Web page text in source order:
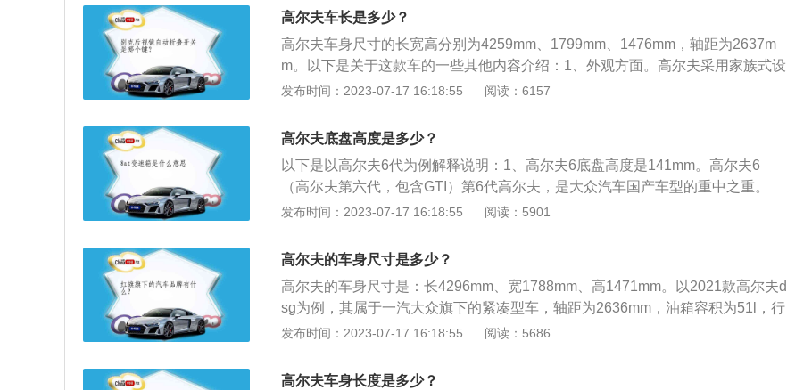
滑。连续制动：驶出积水路段后，连续制动几次，将刹车盘里的水分蒸发，以免
影响汽车的制动性能。
高尔夫车长是多少？
高尔夫车身尺寸的长宽高分别为4259mm、1799mm、1476mm，轴距为2637m
m。以下是关于这款车的一些其他内容介绍：1、外观方面。高尔夫采用家族式设
计理念，双条幅中网搭配锐角型大灯，造型时尚且不失稳重。车身侧面线条修
尔夫采用了家族式设计，三辐式方向盘采用真皮材质包裹，手感更加出色，方向
盘两侧使用了钢琴烤漆材质进行点缀。中控台设计更偏向驾驶员一侧，中控屏幕
以触屏为主，并无采用太多的物理按键。3、配置方面。高尔夫全系标配儿童座
椅接口、发动机防盗锁止、车内中控锁、ABS防抱死、上坡辅助、自动驻车、泊
车雷达、蓝牙/车载电话、日间行车灯、弯道辅助照明灯、车窗防夹手功能、防紫
夫搭载1.2T、1.4T、2.0T三款涡轮增压发动机，其中1.2T发动机最大功率为81k
W（110Ps），最大扭矩为200Nm；1.4T发动机最大功率为96kW（131Ps），最
大扭矩为225Nm；2.0T发动机最大功率为110kW（150Ps），最大扭矩为250N
逊式独立悬挂和后扭力梁式非独立悬挂的组合方式。
发布时间：2023-07-17 16:18:55 阅读：6157
高尔夫底盘高度是多少？
以下是以高尔夫6代为例解释说明：1、高尔夫6底盘高度是141mm。高尔夫6
（高尔夫第六代，包含GTI）第6代高尔夫，是大众汽车国产车型的重中之重。
2、外观方面，第6代高尔夫放弃了大众家族式的“大U形前脸”，整个前脸风格更像
线修饰使得新车的侧面更显苗条。国产之后的第6代高尔夫在外观方面是原汁原
味的沿用海外版，只是会在车尾部增加“一汽大众”的字眼。第6代高尔夫与缺席中
国市场的第5代高尔夫一样，都产自于PQ35平台，与现款的速腾、明锐等共用平
台技术，4199×1779×1479MM的车身尺寸，以及2578mm的轴距只能算得上是紧
凑级车型，但是高尔夫的受众群定位于年轻人群，这样的尺寸也是完全够用。
SI的发动机成为了第6代高尔夫最吸引人的亮点之一。国产第6代高尔夫的亮点配
发布时间：2023-07-17 16:18:55 阅读：5901
高尔夫的车身尺寸是多少？
高尔夫的车身尺寸是：长4296mm、宽1788mm、高1471mm。以2021款高尔夫d
sg为例，其属于一汽大众旗下的紧凑型车，轴距为2636mm，油箱容积为51l，行
李箱容积为380l，整备质量是1310kg。2021款高尔夫dsg搭载了1.2l涡轮增压发
最大扭矩转速是每分钟2000到3500rpm。
发布时间：2023-07-17 16:18:55 阅读：5686
高尔夫车身长度是多少？